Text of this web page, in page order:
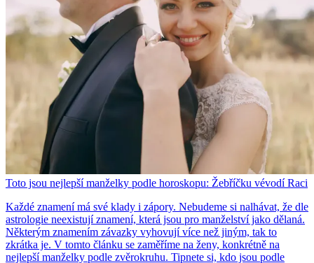
Toto jsou nejlepší manželky podle horoskopu: Žebříčku vévodí Raci
Každé znamení má své klady i zápory. Nebudeme si nalhávat, že dle
astrologie neexistují znamení, která jsou pro manželství jako dělaná.
Některým znamením závazky vyhovují více než jiným, tak to
zkrátka je. V tomto článku se zaměříme na ženy, konkrétně na
nejlepší manželky podle zvěrokruhu. Tipnete si, kdo jsou podle